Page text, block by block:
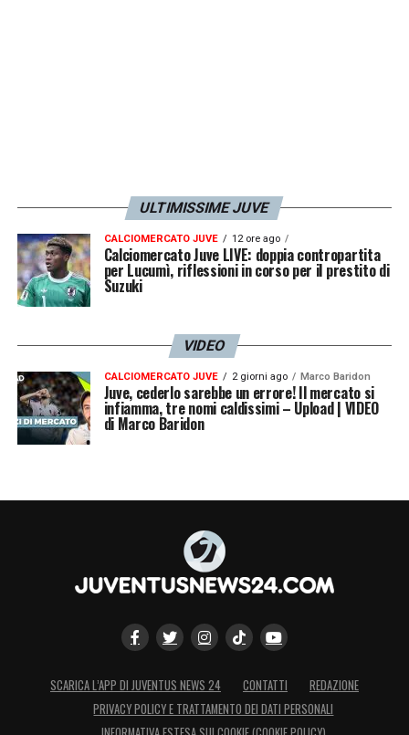
ULTIMISSIME JUVE
CALCIOMERCATO JUVE 12 ore ago
Calciomercato Juve LIVE: doppia contropartita
per Lucumì, riflessioni in corso per il prestito di
Suzuki
VIDEO
CALCIOMERCATO JUVE 2 giorni ago Marco Baridon
Juve, cederlo sarebbe un errore! Il mercato si
infiamma, tre nomi caldissimi – Upload | VIDEO
di Marco Baridon
SCARICA L’APP DI JUVENTUS NEWS 24 CONTATTI
REDAZIONE
PRIVACY POLICY E TRATTAMENTO DEI DATI PERSONALI